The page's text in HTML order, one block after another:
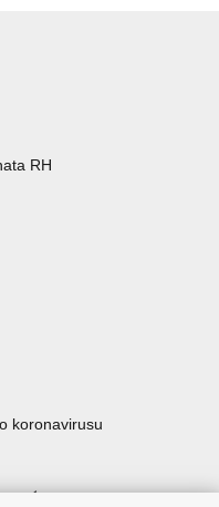
RH
koronavirusu